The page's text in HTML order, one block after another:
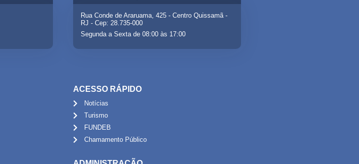
Rua Conde de Araruama, 425 - Centro Quissamã -
RJ - Cep: 28.735-000
Segunda a Sexta de 08:00 às 17:00
ACESSO RÁPIDO
Notícias
Turismo
FUNDEB
Chamamento Público